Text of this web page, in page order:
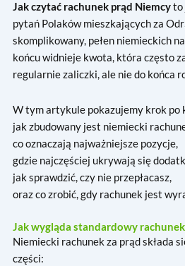
Jak czytać rachunek prąd Niemcyto
pytań Polaków mieszkających za
skomplikowany, pełen niemieckich
końcu widnieje kwota, która często
regularnie zaliczki, ale nie do końca
W tym artykule pokazujemy krok po
jak zbudowany jest niemiecki
co oznaczają najważniejsze pozycje,
gdzie najczęściej ukrywają się
jak sprawdzić, czy nie przepłacasz,
oraz co zrobić, gdy rachunek jest
Jak wygląda standardowy
Niemiecki rachunek za prąd składa
części: